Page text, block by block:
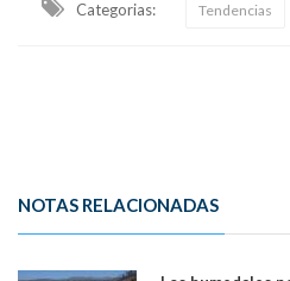
Categorias: Tendencias
NOTAS RELACIONADAS